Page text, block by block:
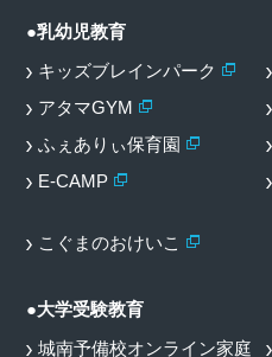
●乳幼児教育
キッズブレインパーク
アタマGYM
ふぇありぃ保育園
E-CAMP
こぐまのおけいこ
●大学受験教育
城南予備校オンライン家庭